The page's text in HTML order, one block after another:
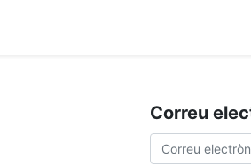
Correu